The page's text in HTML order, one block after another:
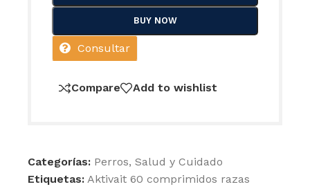
BUY NOW
Consultar
Compare Add to wishlist
Categorías: Perros, Salud y Cuidado
Etiquetas: Aktivait 60 comprimidos razas